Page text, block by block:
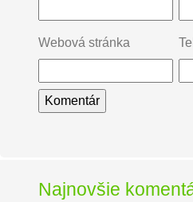
Webová stránka
Najnovšie